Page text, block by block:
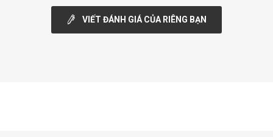
VIẾT ĐÁNH GIÁ CỦA RIÊNG BẠN